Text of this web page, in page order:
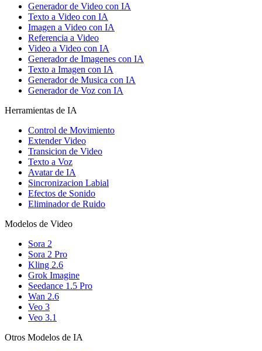
Generador de Video con IA
Texto a Video con IA
Imagen a Video con IA
Referencia a Video
Video a Video con IA
Generador de Imagenes con IA
Texto a Imagen con IA
Generador de Musica con IA
Generador de Voz con IA
Herramientas de IA
Control de Movimiento
Extender Video
Transicion de Video
Texto a Voz
Avatar de IA
Sincronizacion Labial
Efectos de Sonido
Eliminador de Ruido
Modelos de Video
Sora 2
Sora 2 Pro
Kling 2.6
Grok Imagine
Seedance 1.5 Pro
Wan 2.6
Veo 3
Veo 3.1
Otros Modelos de IA